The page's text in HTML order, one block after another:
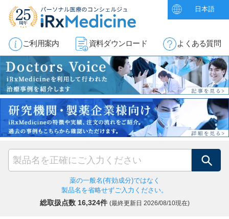
日本語
ご利用案内 資料ダウンロード よくある質問
検索
薬の一般名(有効成分)ではなく
製品名を省略せずご入力ください。
総取扱点数 16,324件 (最終更新日 2026/08/10現在)